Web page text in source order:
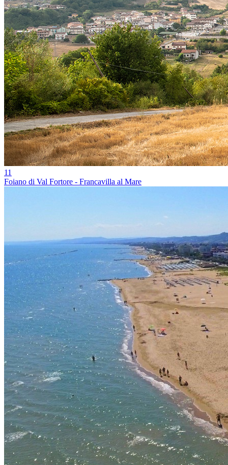
11
Foiano di Val Fortore - Francavilla al Mare